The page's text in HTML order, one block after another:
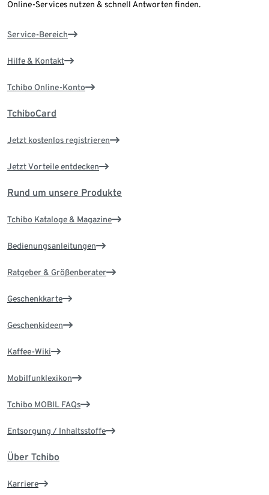
Online-Services nutzen & schnell Antworten finden.
Service-Bereich
Hilfe & Kontakt
Tchibo Online-Konto
TchiboCard
Jetzt kostenlos registrieren
Jetzt Vorteile entdecken
Rund um unsere Produkte
Tchibo Kataloge & Magazine
Bedienungsanleitungen
Ratgeber & Größenberater
Geschenkkarte
Geschenkideen
Kaffee-Wiki
Mobilfunklexikon
Tchibo MOBIL FAQs
Entsorgung / Inhaltsstoffe
Über Tchibo
Karriere